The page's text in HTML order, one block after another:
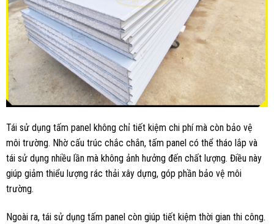
Tái sử dụng tấm panel không chỉ tiết kiệm chi phí mà còn bảo vệ
môi trường. Nhờ cấu trúc chắc chắn, tấm panel có thể tháo lắp và
tái sử dụng nhiều lần mà không ảnh hưởng đến chất lượng. Điều này
giúp giảm thiểu lượng rác thải xây dựng, góp phần bảo vệ môi
trường.
Ngoài ra, tái sử dụng tấm panel còn giúp tiết kiệm thời gian thi công.